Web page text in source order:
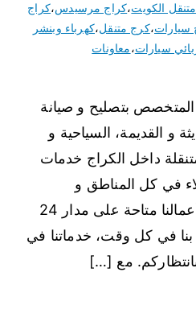
الكويت،كراج مرسيدس،كراج
سيارات،كرج متنقل،كهرباء وبنشر
سيارات،معاونات
المتخصص بتصليح و صيانة
و القديمة، السياحية و
داخل الكراج خدمات
في كل المناطق و
المحافظات في الكويت، أعمالنا متاحة على مدار 24
بنا في كل وقت، خدماتنا في
مع […]